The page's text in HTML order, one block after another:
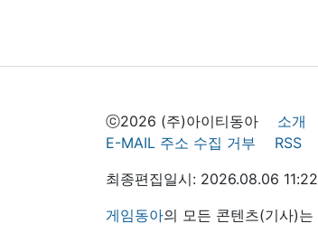
ⓒ2026 (주)아이티동아 소개
E-MAIL 주소 수집 거부
RSS
최종편집일시: 2026.08.06 11:22
게임동아의 모든 콘텐츠(기사)는